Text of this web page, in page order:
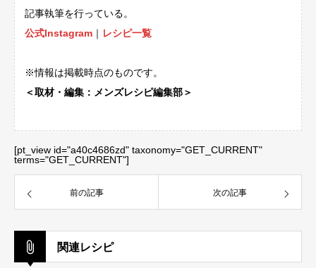
記事執筆を行っている。
公式Instagram ｜ レシピ一覧
※情報は掲載時点のものです。
＜取材・編集：メンズレシピ編集部＞
[pt_view id="a40c4686zd" taxonomy="GET_CURRENT"
terms="GET_CURRENT"]
前の記事 次の記事
関連レシピ